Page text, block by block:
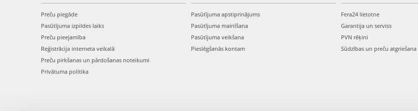
Preču piegāde
Pasūtījuma izpildes laiks
Preču pieejamība
Reģistrācija interneta veikalā
Preču pirkšanas un pārdošanas noteikumi
Privātuma politika
Pasūtījuma apstiprinājums
Pasūtījuma mainīšana
Pasūtījuma veikšana
Pieslēgšanās kontam
Fera24 lietotne
Garantija un serviss
PVN rēķini
Sūdzības un preču atgriešana